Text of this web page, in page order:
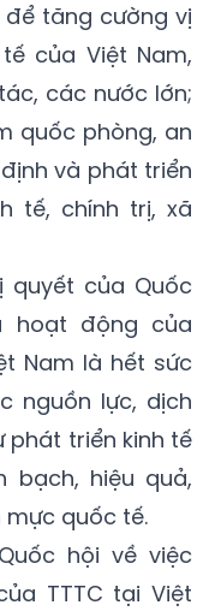
tăng cường vị
của Việt Nam,
các nước lớn;
quốc phòng, an
và phát triển
tế, chính trị, xã
quyết của Quốc
hoạt động của
Nam là hết sức
nguồn lực, dịch
phát triển kinh tế
bạch, hiệu quả,
quốc tế.
hội về việc
TTTC tại Việt